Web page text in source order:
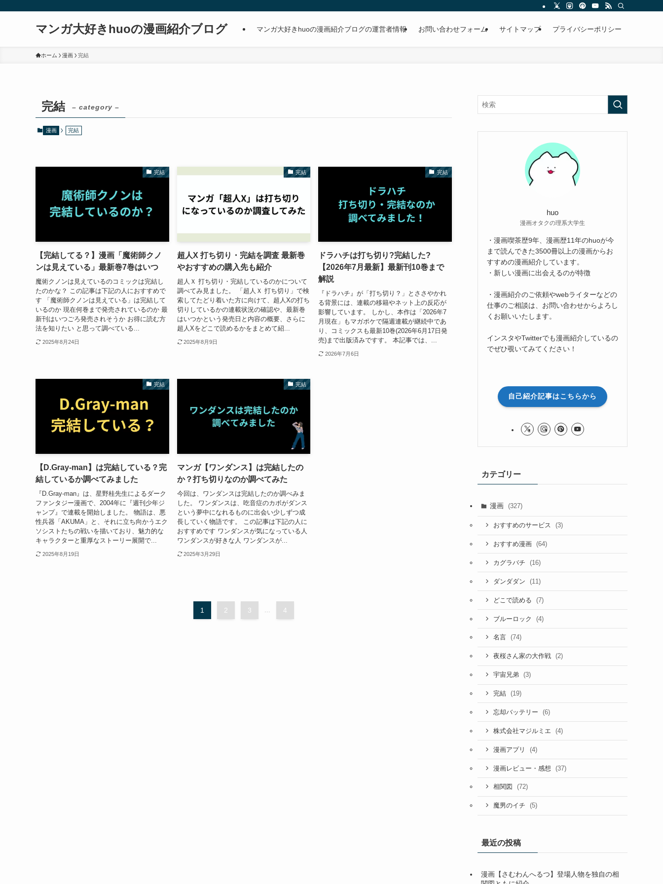
マンガ大好きhuoの漫画紹介ブログ マンガ大好きhuoの漫画紹介ブログの運営者情報 お問い合わせフォーム サイトマップ プライバシーポリシー
ホーム 漫画 完結
完結 – category –
漫画 完結
完結
【完結してる？】漫画「魔術師クノ
ンは見えている」最新巻7巻はいつ
魔術クノンは見えているのコミックは完結し
たのかな？ この記事は下記の人におすすめで
す 「魔術師クノンは見えている」は完結して
いるのか 現在何巻まで発売されているのか 最
新刊はいつごろ発売されそうか お得に読む方
法を知りたい と思って調べている...
2025年8月24日
完結
超人X 打ち切り・完結を調査 最新巻
やおすすめの購入先も紹介
超人Ｘ 打ち切り・完結しているのかについて
調べてみ見ました。 「超人Ｘ 打ち切り」で検
索してたどり着いた方に向けて、超人Xの打ち
切りしているかの連載状況の確認や、最新巻
はいつかという発売日と内容の概要、さらに
超人Xをどこで読めるかをまとめて紹...
2025年8月9日
完結
ドラハチは打ち切り?完結した?
【2026年7月最新】最新刊10巻まで
解説
『ドラハチ』が「打ち切り？」とささやかれ
る背景には、連載の移籍やネット上の反応が
影響しています。 しかし、本作は「2026年7
月現在」もマガポケで隔週連載が継続中であ
り、コミックスも最新10巻(2026年6月17日発
売)まで出版済みですす。 本記事では、...
2026年7月6日
完結
【D.Gray-man】は完結している？完
結しているか調べてみました
『D.Gray-man』は、星野桂先生によるダーク
ファンタジー漫画で、2004年に『週刊少年ジ
ャンプ』で連載を開始しました。 物語は、悪
性兵器「AKUMA」と、それに立ち向かうエク
ソシストたちの戦いを描いており、魅力的な
キャラクターと重厚なストーリー展開で...
2025年8月19日
完結
マンガ【ワンダンス】は完結したの
か？打ち切りなのか調べてみた
今回は、ワンダンスは完結したのか調べみま
した。 ワンダンスは、吃音症のカボがダンス
という夢中になれるものに出会い少しずつ成
長していく物語です。 この記事は下記の人に
おすすめです ワンダンスが気になっている人
ワンダンスが好きな人 ワンダンスが...
2025年3月29日
1 2 3 4
huo
漫画オタクの理系大学生
・漫画喫茶歴9年、漫画歴11年のhuoが今
まで読んできた3500冊以上の漫画からお
すすめの漫画紹介しています。
・新しい漫画に出会えるのが特徴
・漫画紹介のご依頼やwebライターなどの
仕事のご相談は、お問い合わせからよろし
くお願いいたします。
インスタやTwitterでも漫画紹介しているの
でぜひ覗いてみてください！
自己紹介記事はこちらから
カテゴリー
漫画 (327)
おすすめのサービス (3)
おすすめ漫画 (64)
カグラバチ (16)
ダンダダン (11)
どこで読める (7)
ブルーロック (4)
名言 (74)
夜桜さん家の大作戦 (2)
宇宙兄弟 (3)
完結 (19)
忘却バッテリー (6)
株式会社マジルミエ (4)
漫画アプリ (4)
漫画レビュー・感想 (37)
相関図 (72)
魔男のイチ (5)
最近の投稿
漫画【さむわんへるつ】登場人物を独自の相